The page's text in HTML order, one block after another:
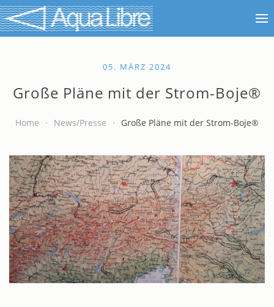
05. MÄRZ 2024
Große Pläne mit der Strom-Boje®
Home News/Presse Große Pläne mit der Strom-Boje®